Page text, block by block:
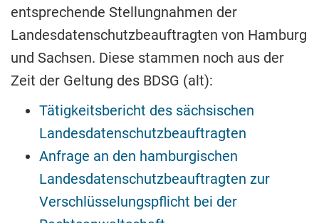
entsprechende Stellungnahmen der
Landesdatenschutzbeauftragten von Hamburg
und Sachsen. Diese stammen noch aus der
Zeit der Geltung des BDSG (alt):
Tätigkeitsbericht des sächsischen
Landesdatenschutzbeauftragten
Anfrage an den hamburgischen
Landesdatenschutzbeauftragten zur
Verschlüsselungspflicht bei der